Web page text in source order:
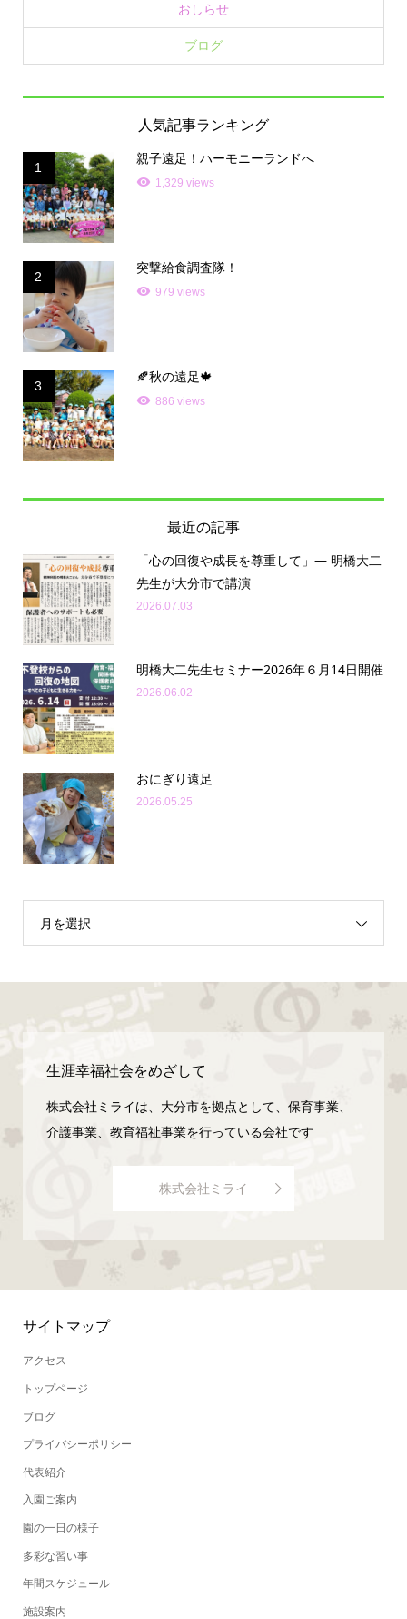
おしらせ
ブログ
人気記事ランキング
1
親子遠足！ハーモニーランドへ
1,329 views
2
突撃給食調査隊！
979 views
3
🍂秋の遠足🍁
886 views
最近の記事
「心の回復や成長を尊重して」— 明橋大二
先生が大分市で講演
2026.07.03
明橋大二先生セミナー2026年６月14日開催
2026.06.02
おにぎり遠足
2026.05.25
月を選択
生涯幸福社会をめざして
株式会社ミライは、大分市を拠点として、保育事業、
介護事業、教育福祉事業を行っている会社です
株式会社ミライ
サイトマップ
アクセス
トップページ
ブログ
プライバシーポリシー
代表紹介
入園ご案内
園の一日の様子
多彩な習い事
年間スケジュール
施設案内